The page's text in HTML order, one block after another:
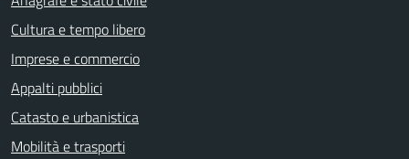
Cultura e tempo libero
Imprese e commercio
Appalti pubblici
Catasto e urbanistica
Mobilità e trasporti